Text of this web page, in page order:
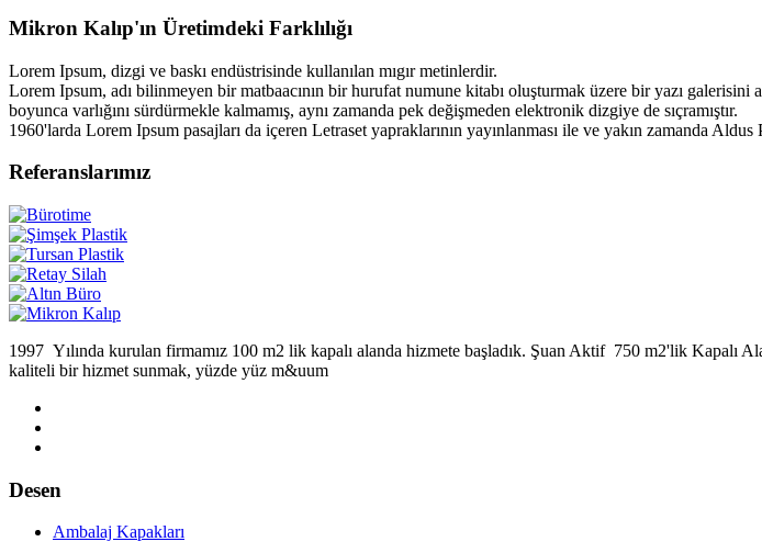
Mikron Kalıp'ın Üretimdeki Farklılığı
Lorem Ipsum, dizgi ve baskı endüstrisinde kullanılan mıgır metinlerdir.
Lorem Ipsum, adı bilinmeyen bir matbaacının bir hurufat numune kitabı oluşturmak üzere bir yazı galerisini
boyunca varlığını sürdürmekle kalmamış, aynı zamanda pek değişmeden elektronik dizgiye de sıçramıştır.
1960'larda Lorem Ipsum pasajları da içeren Letraset yapraklarının yayınlanması ile ve yakın zamanda
Referanslarımız
1997 Yılında kurulan firmamız 100 m2 lik kapalı alanda hizmete başladık. Şuan Aktif 750 m2'lik
kaliteli bir hizmet sunmak, yüzde yüz m&uum
Desen
Ambalaj Kapakları